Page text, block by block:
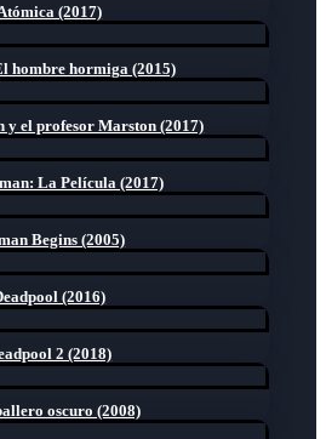
(2017)
hombre hormiga (2015)
y el profesor Marston (2017)
La Película (2017)
Begins (2005)
(2016)
2 (2018)
oscuro (2008)